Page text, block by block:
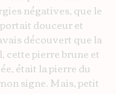
négatives, que le
douceur et
découvert que la
cette pierre brune et
était la pierre du
signe. Mais, petit